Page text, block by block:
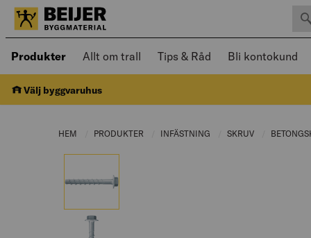
Produkter Öppnad meny kan navigeras med
Allt om trall Tips & Råd Bli kontokund
Välj byggvaruhus
HEM PRODUKTER CURRENT PAGE:
INFÄSTNING CURRENT PAGE:
SKRUV CURRENT